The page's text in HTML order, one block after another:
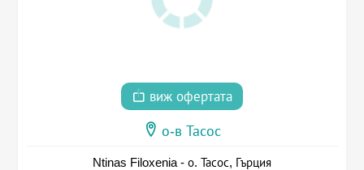
виж офертата
о-в Тасос
Ntinas Filoxenia - о. Тасос, Гърция